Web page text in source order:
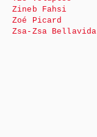
Zineb Fahsi
Zoé Picard
Zsa-Zsa Bellavida